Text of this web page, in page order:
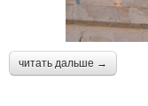
читать дальше →